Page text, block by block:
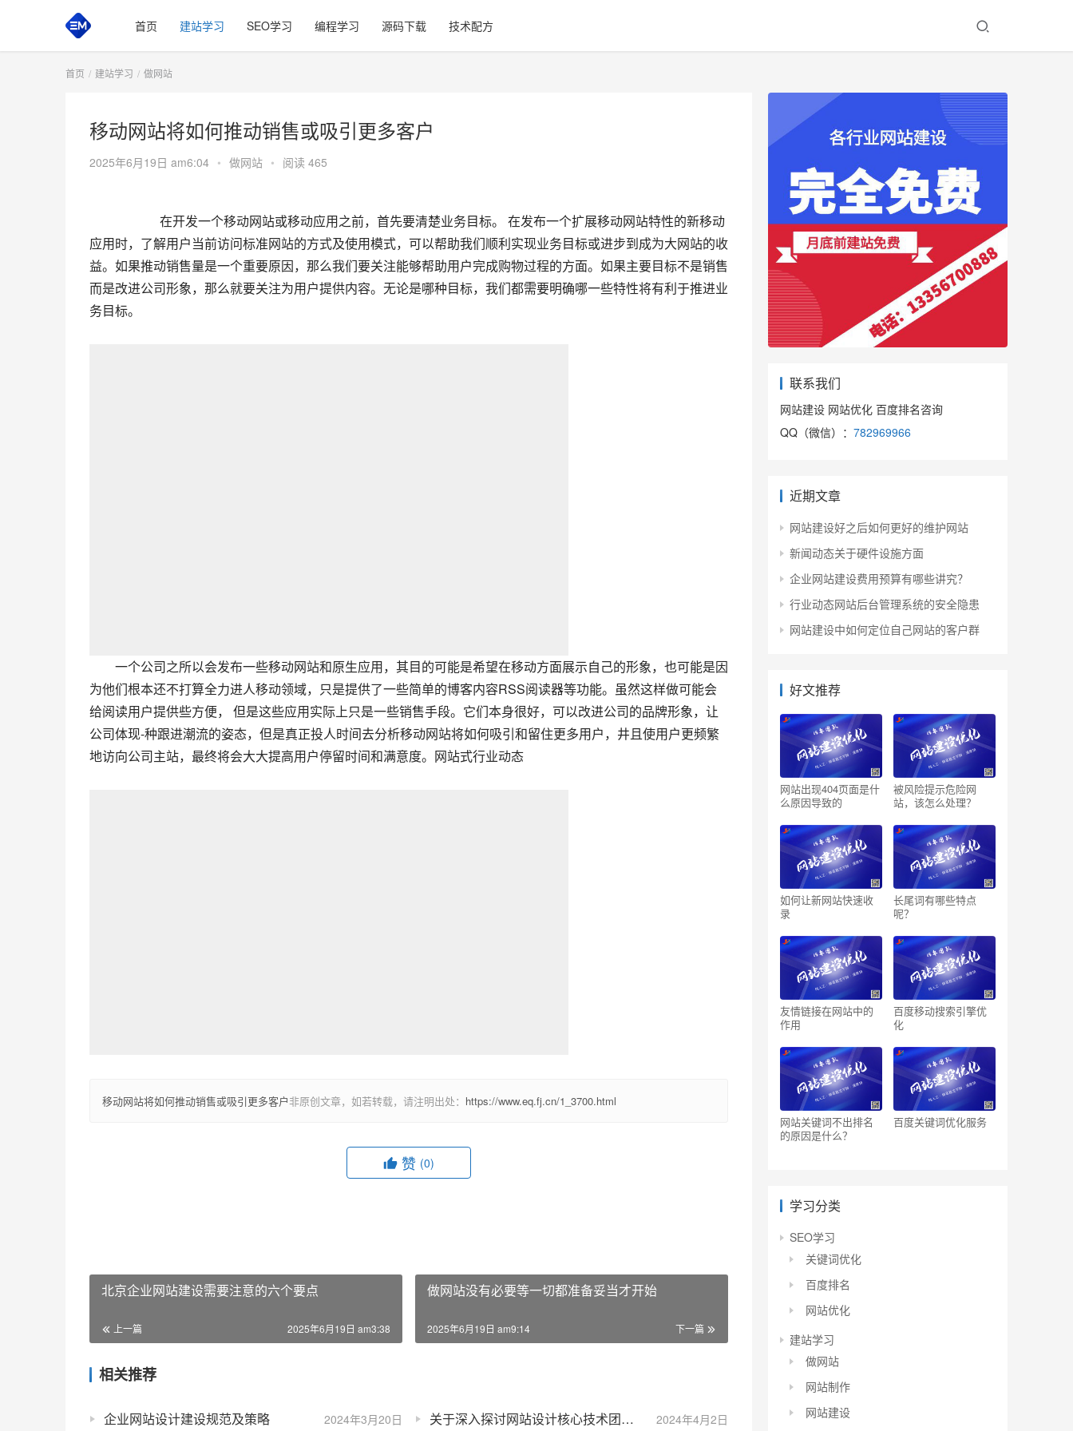
首页 建站学习 SEO学习 编程学习 源码下载 技术配方
首页 建站学习 做网站
移动网站将如何推动销售或吸引更多客户
2025年6月19日 am6:04 • 做网站 • 阅读 465
在开发一个移动网站或移动应用之前，首先要清楚业务目标。 在发布一个扩展移动网站特性的新移动
应用时，了解用户当前访问标准网站的方式及使用模式，可以帮助我们顺利实现业务目标或进步到成为大网站的收
益。如果推动销售量是一个重要原因，那么我们要关注能够帮助用户完成购物过程的方面。如果主要目标不是销售
而是改进公司形象，那么就要关注为用户提供内容。无论是哪种目标，我们都需要明确哪一些特性将有利于推进业
务目标。
为他们根本还不打算全力进人移动领域，只是提供了一些简单的博客内容RSS阅读器等功能。虽然这样做可能会
给阅读用户提供些方便， 但是这些应用实际上只是一些销售手段。它们本身很好，可以改进公司的品牌形象，让
公司体现-种跟进潮流的姿态，但是真正投人时间去分析移动网站将如何吸引和留住更多用户，井且使用户更频繁
地访向公司主站，最终将会大大提高用户停留时间和满意度。网站式行业动态
移动网站将如何推动销售或吸引更多客户非原创文章，如若转载，请注明出处： https://www.eq.fj.cn/1_3700.html
赞 (0)
北京企业网站建设需要注意的六个要点
上一篇 2025年6月19日 am3:38
做网站没有必要等一切都准备妥当才开始
下一篇
2025年6月19日 am9:14
相关推荐
2024年3月20日
企业网站设计建设规范及策略 2024年4月2日
关于深入探讨网站设计核心技术团队角色及其必备能力的详尽研究
联系我们
网站建设 网站优化 百度排名咨询
QQ（微信）： 782969966
近期文章
网站建设好之后如何更好的维护网站
新闻动态关于硬件设施方面
企业网站建设费用预算有哪些讲究？
行业动态网站后台管理系统的安全隐患
网站建设中如何定位自己网站的客户群
好文推荐
网站出现404页面是什
么原因导致的
被风险提示危险网
站，该怎么处理？
如何让新网站快速收
录
长尾词有哪些特点
呢？
友情链接在网站中的
作用
百度移动搜索引擎优
化
网站关键词不出排名
的原因是什么？
百度关键词优化服务
学习分类
SEO学习
关键词优化
百度排名
网站优化
建站学习
做网站
网站制作
网站建设